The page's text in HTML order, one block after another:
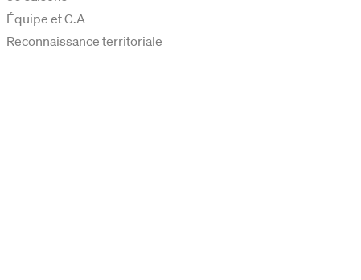
Équipe et C.A
Reconnaissance territoriale